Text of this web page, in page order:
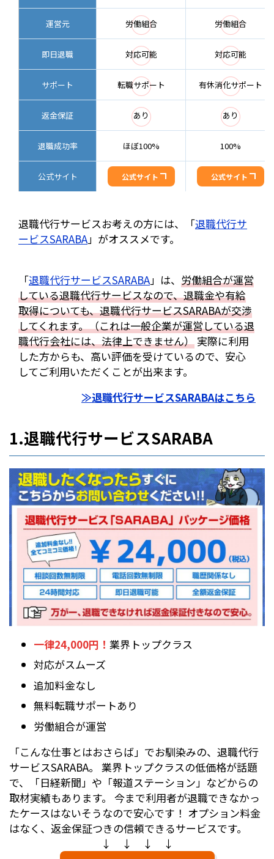
運営元 ◯
労働組合 ◯
労働組合
即日退職 ◯
対応可能 ◯
対応可能
サポート ◯
転職サポート ◯
有休消化サポート
返金保証 ◯
あり ◯
あり
退職成功率 ほぼ100% 100%
公式サイト 公式サイト 公式サイト
退職代行サービスお考えの方には、「退職代行サ
ービスSARABA」がオススメです。
「退職代行サービスSARABA」は、 労働組合が運営
している退職代行サービスなので、退職金や有給
取得についても、退職代行サービスSARABAが交渉
してくれます。（これは一般企業が運営している退
職代行会社には、法律上できません） 実際に利用
した方からも、高い評価を受けているので、安心
してご利用いただくことが出来ます。
≫退職代行サービスSARABAはこちら
1.退職代行サービスSARABA
一律24,000円！ 業界トップクラス
対応がスムーズ
追加料金なし
無料転職サポートあり
労働組合が運営
「こんな仕事とはおさらば」でお馴染みの、退職代行
サービスSARABA。 業界トップクラスの低価格が話題
で、「日経新聞」や「報道ステーション」などからの
取材実績もあります。 今まで利用者が退職できなかっ
たケースはないそうなので安心です！ オプション料金
はなく、返金保証つきの信頼できるサービスです。
↓ ↓ ↓ ↓